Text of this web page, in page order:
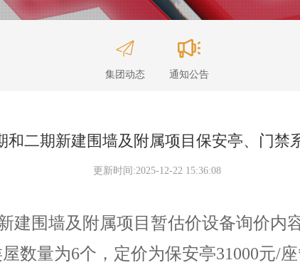
集团动态 通知公告
二期新建围墙及附属项目保安亭、门禁
更新时间:2025-12-22 15:36:08
建围墙及附属项目 暂估价设备询价内
数量为6个，定价为保安亭31000元/座